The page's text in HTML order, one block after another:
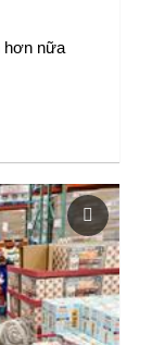
hơn nữa